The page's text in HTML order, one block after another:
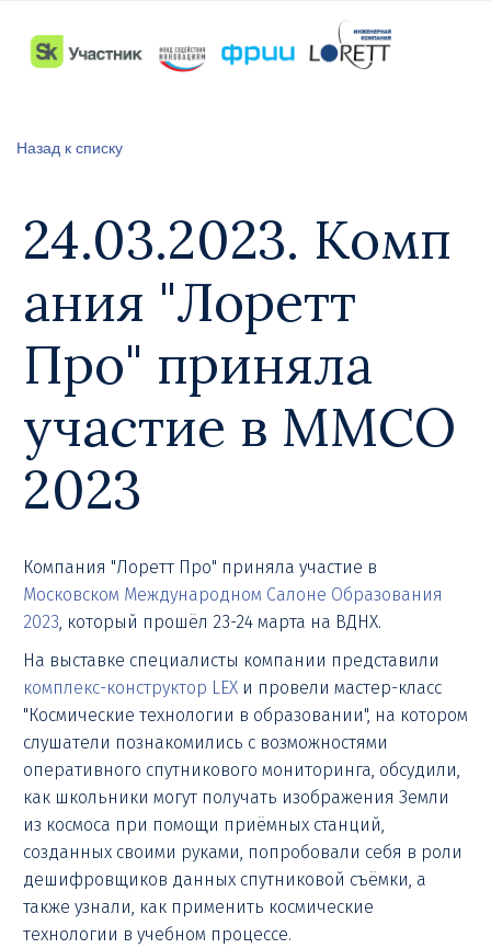
Назад к списку
24.03.2023. Комп
ания "Лоретт
Про" приняла
участие в ММСО
2023
Компания "Лоретт Про" приняла участие в
Московском Международном Салоне Образования
2023, который прошёл 23-24 марта на ВДНХ.
На выставке специалисты компании представили
комплекс-конструктор LEX и провели мастер-класс
"Космические технологии в образовании", на котором
слушатели познакомились с возможностями
оперативного спутникового мониторинга, обсудили,
как школьники могут получать изображения Земли
из космоса при помощи приёмных станций,
созданных своими руками, попробовали себя в роли
дешифровщиков данных спутниковой съёмки, а
также узнали, как применить космические
технологии в учебном процессе.